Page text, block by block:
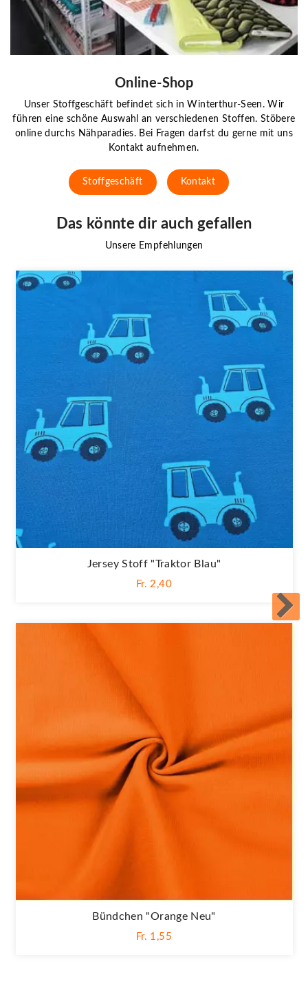
Online-Shop
Unser Stoffgeschäft befindet sich in Winterthur-Seen. Wir
führen eine schöne Auswahl an verschiedenen Stoffen. Stöbere
online durchs Nähparadies. Bei Fragen darfst du gerne mit uns
Kontakt aufnehmen.
Stoffgeschäft Kontakt
Das könnte dir auch gefallen
Unsere Empfehlungen
Jersey Stoff "Traktor Blau"
Fr. 2,40
Bündchen "orange Neu"
Fr. 1,55